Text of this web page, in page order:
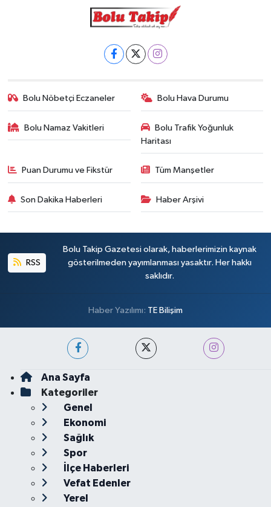
Bolu Nöbetçi Eczaneler Bolu Hava Durumu
Bolu Namaz Vakitleri
Bolu Trafik Yoğunluk
Haritası
Puan Durumu ve Fikstür Tüm Manşetler
Son Dakika Haberleri Haber Arşivi
RSS
Bolu Takip Gazetesi olarak, haberlerimizin kaynak
gösterilmeden yayımlanması yasaktır. Her hakkı
saklıdır.
Haber Yazılımı: TE Bilişim
Ana Sayfa
Kategoriler
Genel
Ekonomi
Sağlık
Spor
İlçe Haberleri
Vefat Edenler
Yerel